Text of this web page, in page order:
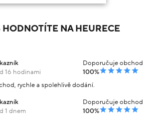
HODNOTÍTE NA HEURECE
16 hodinami
Doporučuje obchod
100%
rychle a spolehlivě dodání.
1 dnem
Doporučuje obchod
100%